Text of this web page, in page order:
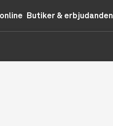
Butiker & erbjudanden